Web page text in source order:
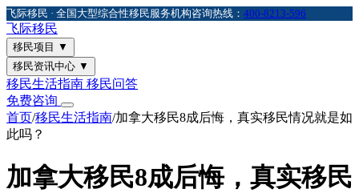
飞际移民 · 全国大型综合性移民服务机构咨询热线： 400-8213-596
飞际移民
移民项目 ▼
移民资讯中心 ▼
移民生活指南 移民问答
免费咨询
首页/移民生活指南/加拿大移民8成后悔，真实移民情况就是如
此吗？
加拿大移民8成后悔，真实移民